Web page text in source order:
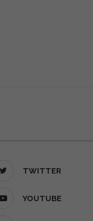
TWITTER
YOUTUBE